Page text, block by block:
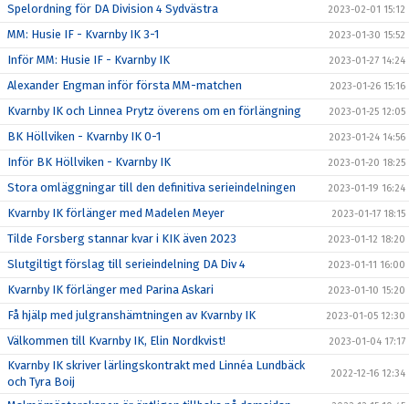
Spelordning för DA Division 4 Sydvästra 2023-02-01 15:12
MM: Husie IF - Kvarnby IK 3-1 2023-01-30 15:52
Inför MM: Husie IF - Kvarnby IK 2023-01-27 14:24
Alexander Engman inför första MM-matchen 2023-01-26 15:16
Kvarnby IK och Linnea Prytz överens om en förlängning 2023-01-25 12:05
BK Höllviken - Kvarnby IK 0-1 2023-01-24 14:56
Inför BK Höllviken - Kvarnby IK 2023-01-20 18:25
Stora omläggningar till den definitiva serieindelningen 2023-01-19 16:24
Kvarnby IK förlänger med Madelen Meyer 2023-01-17 18:15
Tilde Forsberg stannar kvar i KIK även 2023 2023-01-12 18:20
Slutgiltigt förslag till serieindelning DA Div 4 2023-01-11 16:00
Kvarnby IK förlänger med Parina Askari 2023-01-10 15:20
Få hjälp med julgranshämtningen av Kvarnby IK 2023-01-05 12:30
Välkommen till Kvarnby IK, Elin Nordkvist! 2023-01-04 17:17
Kvarnby IK skriver lärlingskontrakt med Linnéa Lundbäck
och Tyra Boij
2022-12-16 12:34